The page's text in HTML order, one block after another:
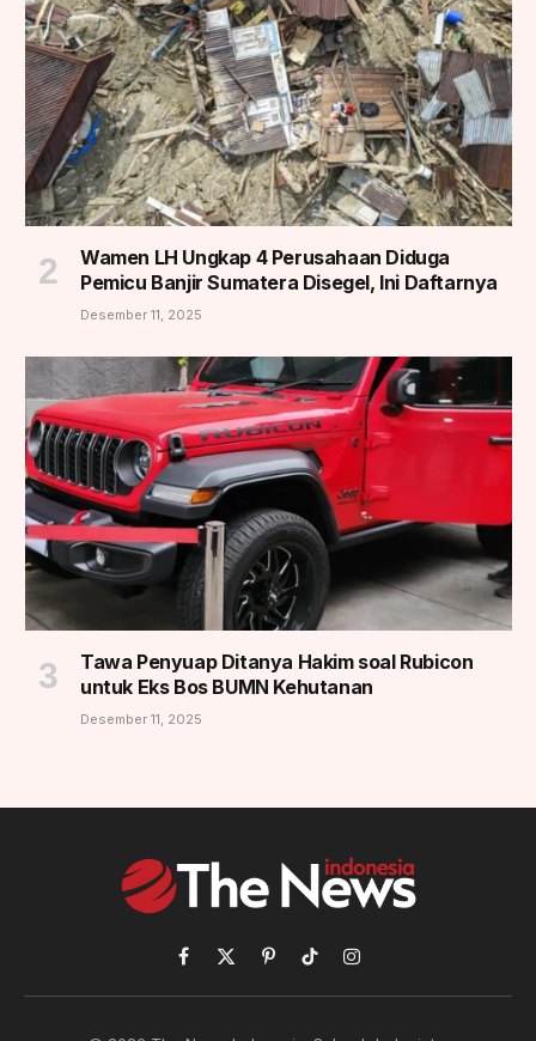
Wamen LH Ungkap 4 Perusahaan Diduga
Pemicu Banjir Sumatera Disegel, Ini Daftarnya
Desember 11, 2025
Tawa Penyuap Ditanya Hakim soal Rubicon
untuk Eks Bos BUMN Kehutanan
Desember 11, 2025
Facebook
X
(Twitter)
PinterestTikTokInstagram